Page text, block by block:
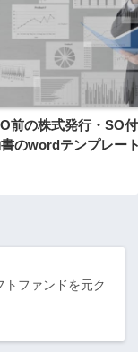
前の株式発行・SO
のwordテンプレー
トファンドを元ク